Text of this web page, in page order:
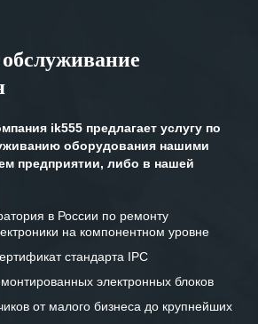
ik555 предлагает услугу по
оборудования нашими
предприятии, либо в нашей
в России по ремонту
на компонентном уровне
стандарта IPC
электронных блоков
от малого бизнеса до крупнейших